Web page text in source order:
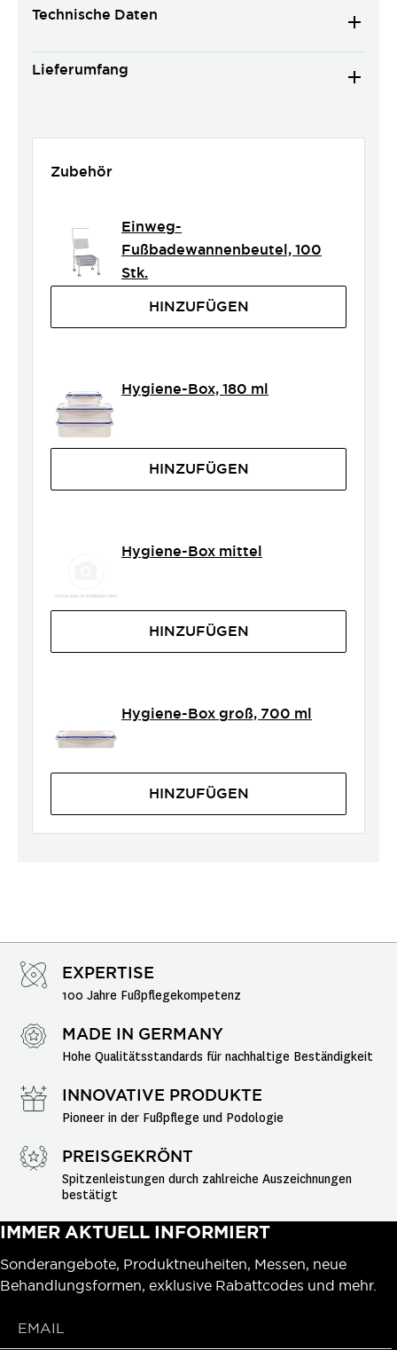
Technische Daten
Lieferumfang
Zubehör
Einweg-
Fußbadewannenbeutel, 100
Stk.
HINZUFÜGEN
Hygiene-Box, 180 ml
HINZUFÜGEN
Hygiene-Box mittel
HINZUFÜGEN
Hygiene-Box groß, 700 ml
HINZUFÜGEN
EXPERTISE
100 Jahre Fußpflegekompetenz
MADE IN GERMANY
Hohe Qualitätsstandards für nachhaltige Beständigkeit
INNOVATIVE PRODUKTE
Pioneer in der Fußpflege und Podologie
PREISGEKRÖNT
Spitzenleistungen durch zahlreiche Auszeichnungen
bestätigt
IMMER AKTUELL INFORMIERT
Sonderangebote, Produktneuheiten, Messen, neue
Behandlungsformen, exklusive Rabattcodes und mehr.